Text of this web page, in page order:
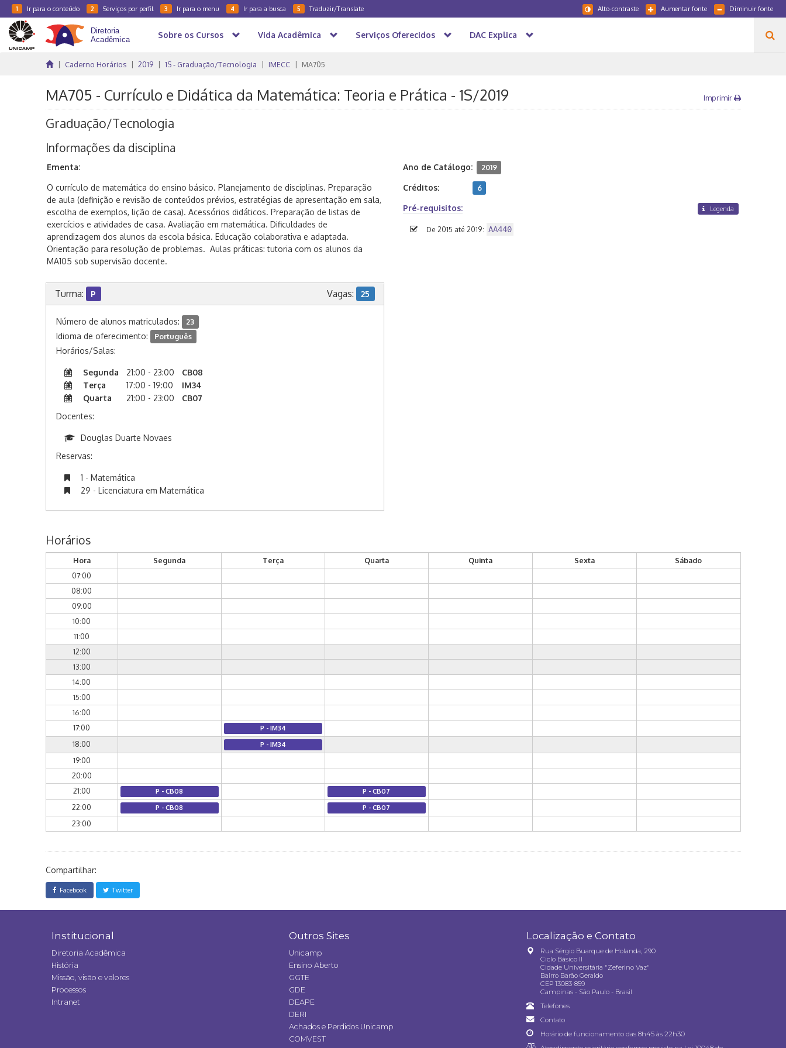
1 Ir para o conteúdo 2 Serviços por perfil 3 Ir para o menu 4 Ir para a busca 5 Traduzir/Translate Diminuir fonte
Aumentar fonte
Alto-contraste
Sobre os Cursos Vida Acadêmica Serviços Oferecidos DAC Explica
Caderno Horários 2019 1S - Graduação/Tecnologia IMECC MA705
MA705 - Currículo e Didática da Matemática: Teoria e Prática - 1S/2019 Imprimir
Graduação/Tecnologia
Informações da disciplina
Ementa:
O currículo de matemática do ensino básico. Planejamento de disciplinas. Preparação
de aula (definição e revisão de conteúdos prévios, estratégias de apresentação em sala,
escolha de exemplos, lição de casa). Acessórios didáticos. Preparação de listas de
exercícios e atividades de casa. Avaliação em matemática. Dificuldades de
aprendizagem dos alunos da escola básica. Educação colaborativa e adaptada.
Orientação para resolução de problemas. Aulas práticas: tutoria com os alunos da
MA105 sob supervisão docente.
Ano de Catálogo: 2019
Créditos: 6
Pré-requisitos: Legenda
De 2015 até 2019: AA440
Turma: P Vagas: 25
Número de alunos matriculados: 23
Idioma de oferecimento: Português
Horários/Salas:
Segunda 21:00 - 23:00
CB08
Terça
17:00 - 19:00
IM34
Quarta
21:00 - 23:00
CB07
Docentes:
Douglas Duarte Novaes
Reservas:
1 - Matemática
29 - Licenciatura em Matemática
Horários
Hora Segunda Terça Quarta Quinta Sexta
Sábado
07:00
08:00
09:00
10:00
11:00
12:00
13:00
14:00
15:00
16:00
17:00
P - IM34
18:00 P - IM34
19:00
20:00
21:00
P - CB08 P - CB07
22:00 P - CB08 P - CB07
23:00
Compartilhar:
Facebook Twitter
Institucional
Diretoria Acadêmica
História
Missão, visão e valores
Processos
Intranet
Outros Sites
Unicamp
Ensino Aberto
GGTE
GDE
DEAPE
DERI
Achados e Perdidos Unicamp
COMVEST
Localização e Contato
Rua Sérgio Buarque de Holanda, 290
Ciclo Básico II
Cidade Universitária "Zeferino Vaz"
Bairro Barão Geraldo
CEP 13083-859
Campinas - São Paulo - Brasil
Telefones
Contato
Horário de funcionamento das 8h45 às 22h30